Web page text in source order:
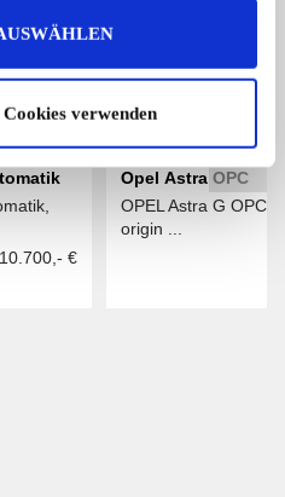
verwenden
10.700,- €
Opel Astra OPC
OPEL Astra G OPC
origin ...